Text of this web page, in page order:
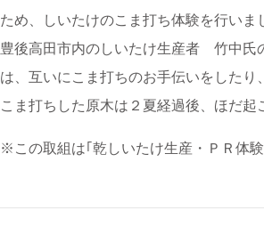
ため、しいたけのこま打ち体験を行いま
豊後高田市内のしいたけ生産者 竹中氏
は、互いにこま打ちのお手伝いをしたり
こま打ちした原木は２夏経過後、ほだ起
※この取組は｢乾しいたけ生産・ＰＲ体